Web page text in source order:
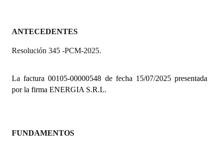
Constitución Nacional
Constitución Provincial
Reglamento Interno
Organigrama
ANTECEDENTES
Resolución 345 -PCM-2025.
La factura 00105-00000548 de fecha 15/07/2025 presentada
por la firma ENERGIA S.R.L.
FUNDAMENTOS